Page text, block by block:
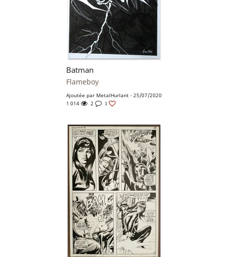
Batman
Flameboy
Ajoutée par MetalHurlant - 25/07/2020
1 014
2 1